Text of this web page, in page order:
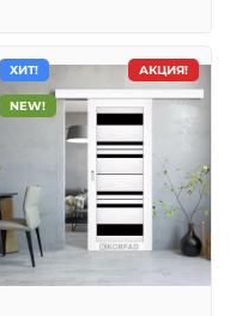
АКЦИЯ!
ХИТ!
NEW!